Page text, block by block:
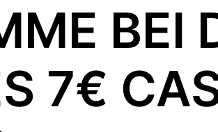
BEI
7€